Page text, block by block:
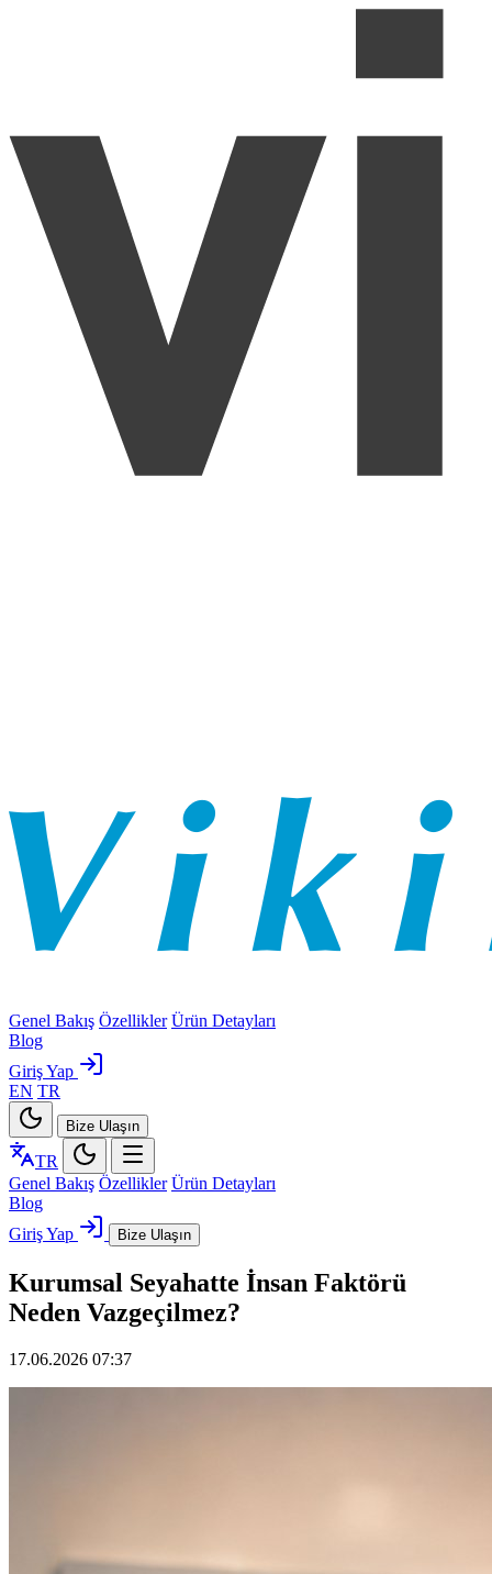
Genel Bakış Özellikler Ürün Detayları
Blog
Giriş Yap
EN TR
Bize Ulaşın
TR
Genel Bakış Özellikler Ürün Detayları
Blog
Giriş Yap
Bize Ulaşın
Kurumsal Seyahatte İnsan Faktörü
Neden Vazgeçilmez?
17.06.2026 07:37